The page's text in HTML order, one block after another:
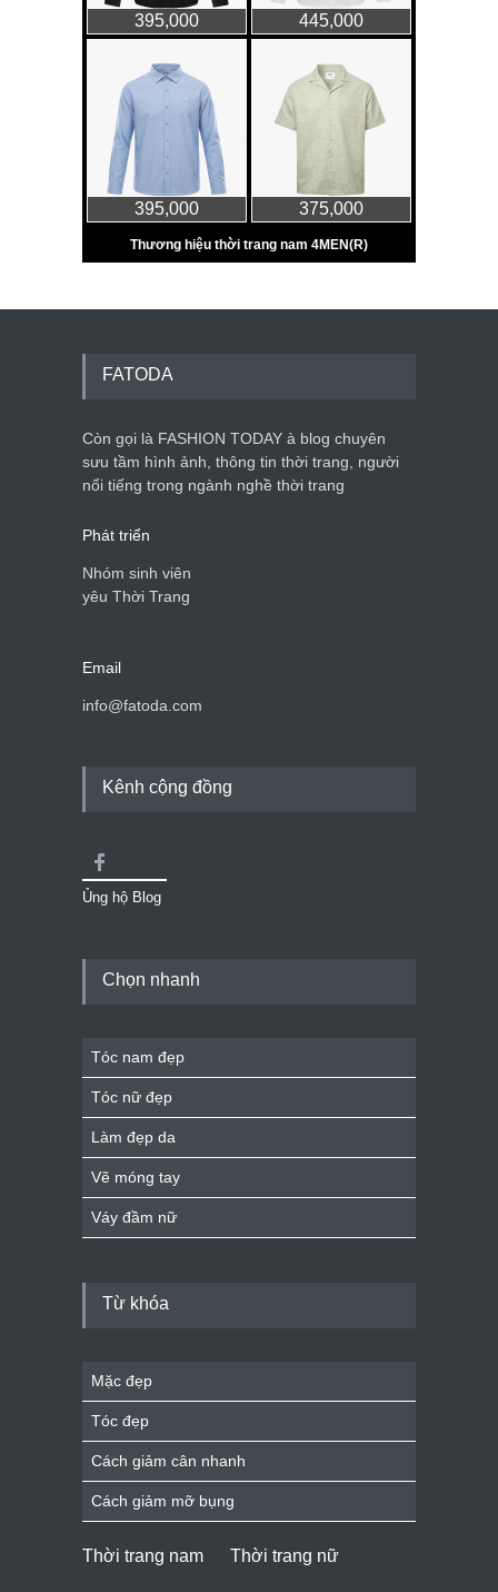
FATODA
Còn gọi là FASHION TODAY à blog chuyên
sưu tầm hình ảnh, thông tin thời trang, người
nổi tiếng trong ngành nghề thời trang
Phát triển
Nhóm sinh viên
yêu Thời Trang
Email
info@fatoda.com
Kênh cộng đồng
Ủng hộ Blog
Chọn nhanh
Tóc nam đẹp
Tóc nữ đẹp
Làm đẹp da
Vẽ móng tay
Váy đầm nữ
Từ khóa
Mặc đẹp
Tóc đẹp
Cách giảm cân nhanh
Cách giảm mỡ bụng
Thời trang nam Thời trang nữ